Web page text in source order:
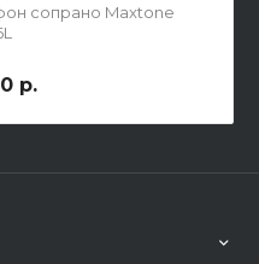
сопрано Maxtone
р.